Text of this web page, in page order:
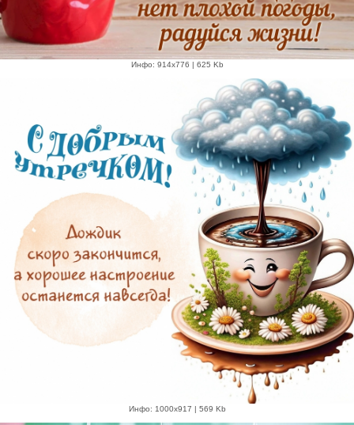
Инфо: 914х776 | 625 Kb
Инфо: 1000х917 | 569 Kb